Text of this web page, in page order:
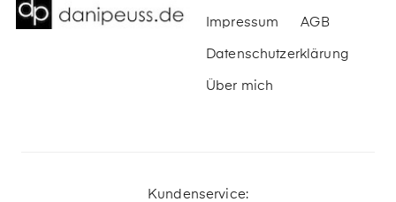
Impressum AGB
Datenschutzerklärung
Über mich
Kundenservice: